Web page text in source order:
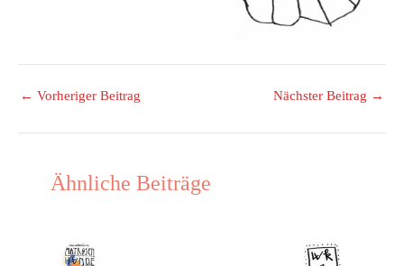
← Vorheriger Beitrag Nächster Beitrag →
Ähnliche Beiträge